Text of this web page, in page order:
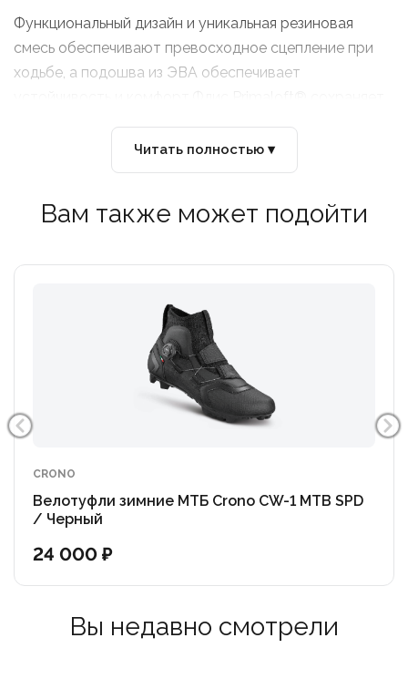
Функциональный дизайн и уникальная резиновая
смесь обеспечивают превосходное сцепление при
ходьбе, а подошва из ЭВА обеспечивает
водоотталкивающую лайкру. Стелька Primaloft®
обеспечивает дополнительный комфорт. Система
тросом с покрытием, который идеально облегает
шагом в 1 мм.
Чрезвычайно прочная защита от разрывов в
передней части и пятке из термопластичного
полиуретана для защиты от стирания.
Читать полностью ▾
Вам также может подойти
CRONO
Велотуфли зимние МТБ Crono CW-1 MTB SPD
/ Черный
24 000 ₽
Вы недавно смотрели